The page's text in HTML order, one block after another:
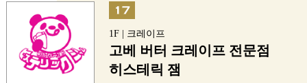
1F | 크레이프
고베 버터 크레이프 전문점
히스테릭 잼